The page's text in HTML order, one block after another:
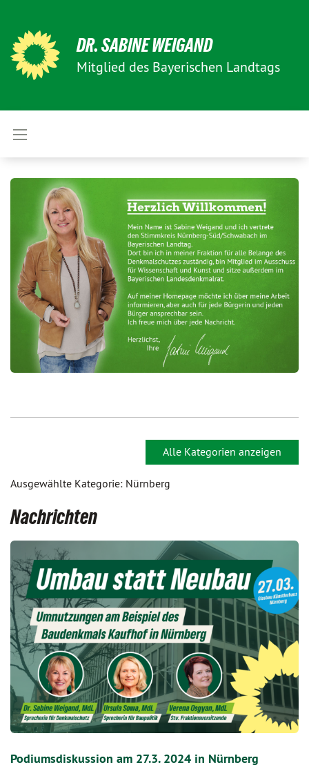
DR. SABINE WEIGAND
Mitglied des Bayerischen Landtags
Alle Kategorien anzeigen
Ausgewählte Kategorie: Nürnberg
Nachrichten
Podiumsdiskussion am 27.3. 2024 in Nürnberg